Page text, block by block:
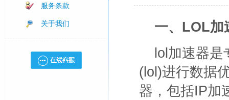
服务条款
关于我们
一、LOL加
lol加速器
(lol)进行数据
器，包括IP加